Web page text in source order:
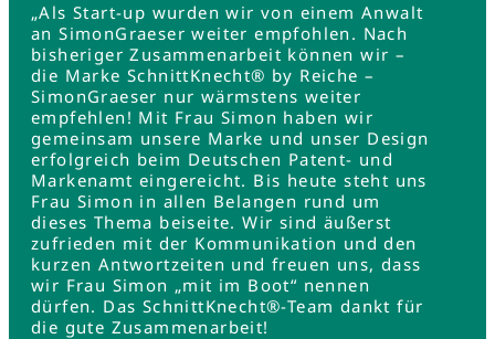
„Als Start-up wurden wir von einem Anwalt
an SimonGraeser weiter empfohlen. Nach
bisheriger Zusammenarbeit können wir –
die Marke SchnittKnecht® by Reiche –
SimonGraeser nur wärmstens weiter
empfehlen! Mit Frau Simon haben wir
gemeinsam unsere Marke und unser Design
erfolgreich beim Deutschen Patent- und
Markenamt eingereicht. Bis heute steht uns
Frau Simon in allen Belangen rund um
dieses Thema beiseite. Wir sind äußerst
zufrieden mit der Kommunikation und den
kurzen Antwortzeiten und freuen uns, dass
wir Frau Simon „mit im Boot“ nennen
dürfen. Das SchnittKnecht®-Team dankt für
die gute Zusammenarbeit!